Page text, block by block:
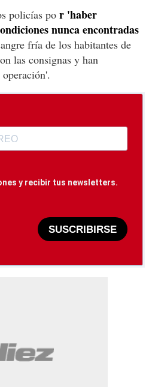
policías po r 'haber
nunca encontradas
fría de los habitantes de
las consignas y han
y recibir tus newsletters.
SUSCRIBIRSE